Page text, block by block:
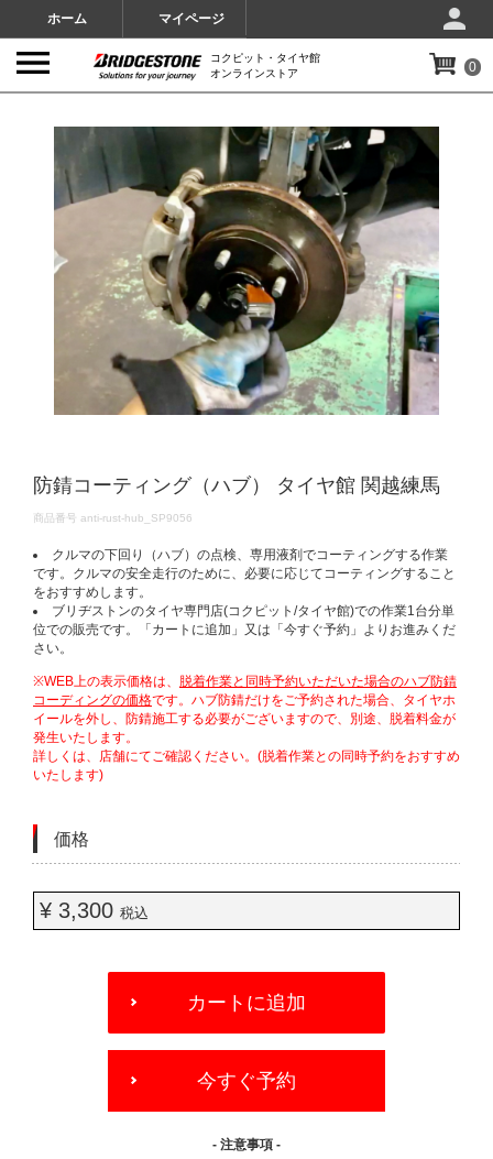
ホーム マイページ
コクピット・タイヤ館
オンラインストア
0
防錆コーティング（ハブ） タイヤ館 関越練馬
DETAILS
商品番号 anti-rust-hub_SP9056
クルマの下回り（ハブ）の点検、専用液剤でコーティングする作業
です。クルマの安全走行のために、必要に応じてコーティングすること
をおすすめします。
ブリヂストンのタイヤ専門店(コクピット/タイヤ館)での作業1台分単
位での販売です。「カートに追加」又は「今すぐ予約」よりお進みくだ
さい。
※WEB上の表示価格は、
脱着作業と同時予約いただいた場合のハブ防錆
コーディングの価格です。ハブ防錆だけをご予約された場合、タイヤホ
イールを外し、防錆施工する必要がございますので、別途、脱着料金が
発生いたします。
詳しくは、店舗にてご確認ください。(脱着作業との同時予約をおすすめ
いたします)
価格
¥ 3,300 税込
OPTIONS
カートに追加
今すぐ予約
- 注意事項 -